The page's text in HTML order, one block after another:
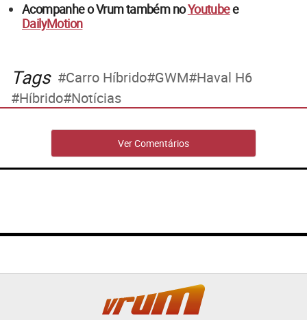
Acompanhe o Vrum também noYoutubee
DailyMotion
Tags Carro Híbrido GWM Haval H6
Híbrido Notícias
Ver Comentários